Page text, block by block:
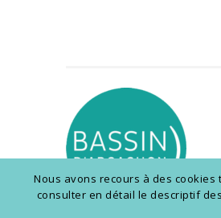
Nous avons recours à des
consulter en détail le descriptif